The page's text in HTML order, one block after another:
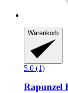
Warenkorb
5.0 (1)
Rapunzel